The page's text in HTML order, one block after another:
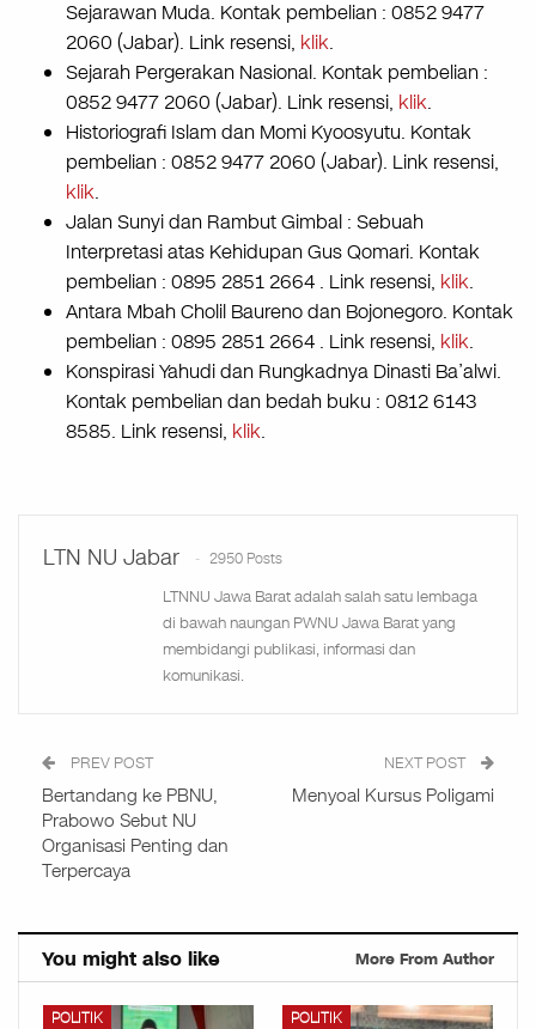
Sejarawan Muda. Kontak pembelian : 0852 9477
2060 (Jabar). Link resensi, klik.
Sejarah Pergerakan Nasional. Kontak pembelian :
0852 9477 2060 (Jabar). Link resensi, klik.
Historiografi Islam dan Momi Kyoosyutu. Kontak
pembelian : 0852 9477 2060 (Jabar). Link resensi,
klik.
Jalan Sunyi dan Rambut Gimbal : Sebuah
Interpretasi atas Kehidupan Gus Qomari. Kontak
pembelian : 0895 2851 2664 . Link resensi, klik.
Antara Mbah Cholil Baureno dan Bojonegoro. Kontak
pembelian : 0895 2851 2664 . Link resensi, klik.
Konspirasi Yahudi dan Rungkadnya Dinasti Ba’alwi.
Kontak pembelian dan bedah buku : 0812 6143
8585. Link resensi, klik.
LTN NU Jabar 2950 Posts
LTNNU Jawa Barat adalah salah satu lembaga
di bawah naungan PWNU Jawa Barat yang
membidangi publikasi, informasi dan
komunikasi.
PREV POST
Bertandang ke PBNU,
Prabowo Sebut NU
Organisasi Penting dan
Terpercaya
NEXT POST
Menyoal Kursus Poligami
You might also like More From Author
POLITIK POLITIK